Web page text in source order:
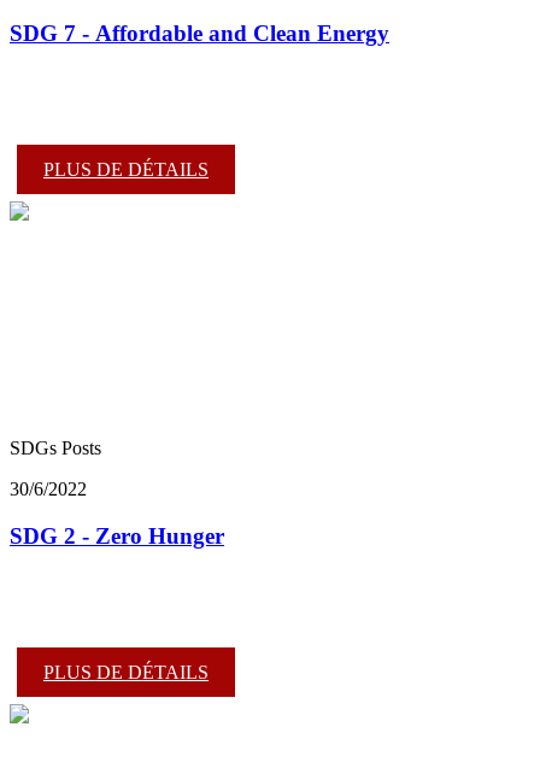
SDG 7 - Affordable and Clean Energy
PLUS DE DÉTAILS
SDGs Posts
30/6/2022
SDG 2 - Zero Hunger
PLUS DE DÉTAILS